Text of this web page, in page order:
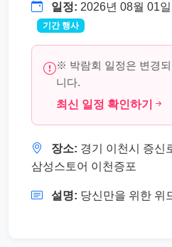
일정: 2026년 08월 01
기간 행사
※ 박람회 일정은 변경
니다.
최신 일정 확인하기
장소: 경기 이천시 증신
삼성스토어 이천증포
설명: 당신만을 위한 위